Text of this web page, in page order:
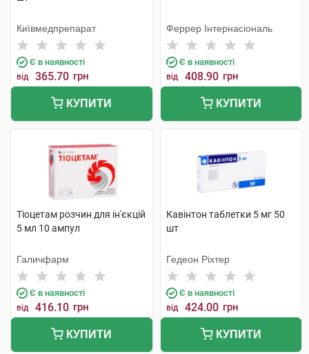
Київмедпрепарат
Є в наявності
від 365.70 грн
КУПИТИ
Феррер Інтернасіональ
Є в наявності
від 408.90 грн
КУПИТИ
Тіоцетам розчин для ін'єкцій
5 мл 10 ампул
Галичфарм
Є в наявності
від 416.10 грн
КУПИТИ
Кавінтон таблетки 5 мг 50
шт
Гедеон Ріхтер
Є в наявності
від 424.00 грн
КУПИТИ